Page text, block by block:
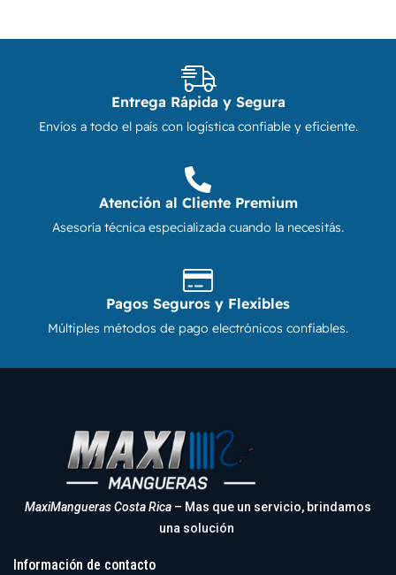
Entrega Rápida y Segura
Envíos a todo el país con logística confiable y eficiente.
Atención al Cliente Premium
Asesoría técnica especializada cuando la necesitás.
Pagos Seguros y Flexibles
Múltiples métodos de pago electrónicos confiables.
MaxiMangueras Costa Rica – Mas que un servicio, brindamos
una solución
Información de contacto